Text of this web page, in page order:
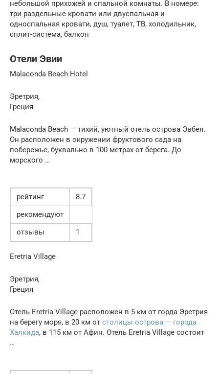
небольшой прихожей и спальной комнаты. В номере:
три раздельные кровати или двуспальная и
односпальная кровати, душ, туалет, ТВ, холодильник,
сплит-система, балкон
Отели Эвии
Malaconda Beach Hotel
Эретрия,
Греция
Malaconda Beach — тихий, уютный отель острова Эвбея.
Он расположен в окружении фруктового сада на
побережье, буквально в 100 метрах от берега. До
морского …
рейтинг
8.7
рекомендуют
отзывы
1
Eretria Village
Эретрия,
Греция
Отель Eretria Village расположен в 5 км от горда Эретрия
на берегу моря, в 20 км от столицы острова — города
Халкида, в 115 км от Афин. Отель Eretria Village состоит
…